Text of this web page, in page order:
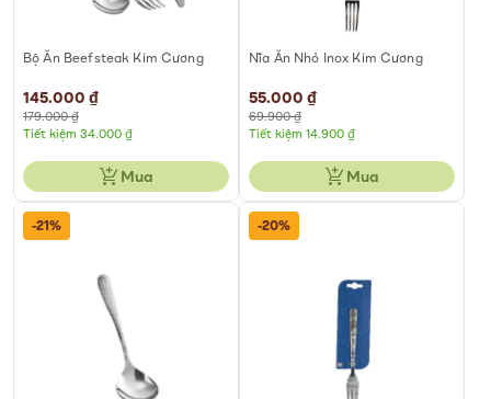
Bộ Ăn Beefsteak Kim Cương
Special
Price
145.000 ₫
179.000 ₫
Tiết kiệm 34.000 ₫
Mua
Nĩa Ăn Nhỏ Inox Kim Cương
Special
Price
55.000 ₫
69.900 ₫
Tiết kiệm 14.900 ₫
Mua
-21% -20%